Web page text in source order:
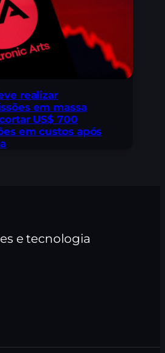
realizar
em massa
US$ 700
em custos após
e tecnologia